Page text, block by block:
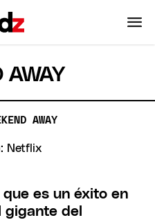
AWAY
AWAY
es un éxito en
gigante del